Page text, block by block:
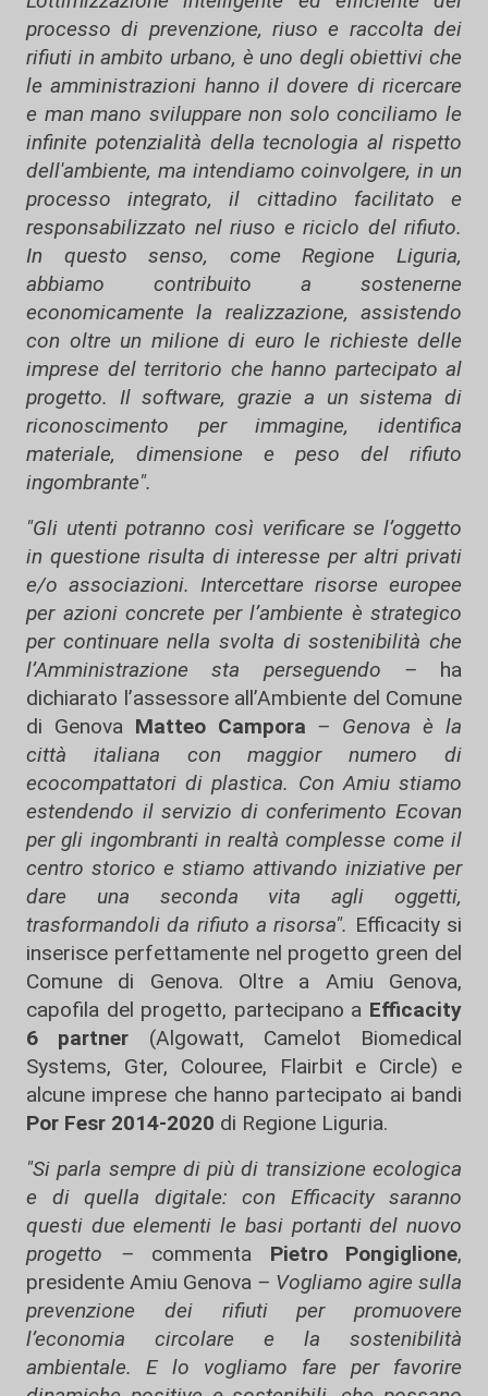
processo di prevenzione, riuso e raccolta dei
rifiuti in ambito urbano, è uno degli obiettivi che
le amministrazioni hanno il dovere di ricercare
e man mano sviluppare non solo conciliamo le
infinite potenzialità della tecnologia al rispetto
dell'ambiente, ma intendiamo coinvolgere, in un
processo integrato, il cittadino facilitato e
responsabilizzato nel riuso e riciclo del rifiuto.
In questo senso, come Regione Liguria,
abbiamo contribuito a sostenerne
economicamente la realizzazione, assistendo
con oltre un milione di euro le richieste delle
imprese del territorio che hanno partecipato al
progetto. Il software, grazie a un sistema di
riconoscimento per immagine, identifica
materiale, dimensione e peso del rifiuto
ingombrante".
"Gli utenti potranno così verificare se l’oggetto
in questione risulta di interesse per altri privati
e/o associazioni. Intercettare risorse europee
per azioni concrete per l’ambiente è strategico
per continuare nella svolta di sostenibilità che
l’Amministrazione sta perseguendo – ha
dichiarato l’assessore all’Ambiente del Comune
di Genova Matteo Campora – Genova è la
città italiana con maggior numero di
ecocompattatori di plastica. Con Amiu stiamo
estendendo il servizio di conferimento Ecovan
per gli ingombranti in realtà complesse come il
centro storico e stiamo attivando iniziative per
dare una seconda vita agli oggetti,
trasformandoli da rifiuto a risorsa". Efficacity si
inserisce perfettamente nel progetto green del
Comune di Genova. Oltre a Amiu Genova,
capofila del progetto, partecipano a Efficacity
6 partner (Algowatt, Camelot Biomedical
Systems, Gter, Colouree, Flairbit e Circle) e
alcune imprese che hanno partecipato ai bandi
Por Fesr 2014-2020 di Regione Liguria.
"Si parla sempre di più di transizione ecologica
e di quella digitale: con Efficacity saranno
questi due elementi le basi portanti del nuovo
progetto – commenta Pietro Pongiglione,
presidente Amiu Genova – Vogliamo agire sulla
prevenzione dei rifiuti per promuovere
l’economia circolare e la sostenibilità
ambientale. E lo vogliamo fare per favorire